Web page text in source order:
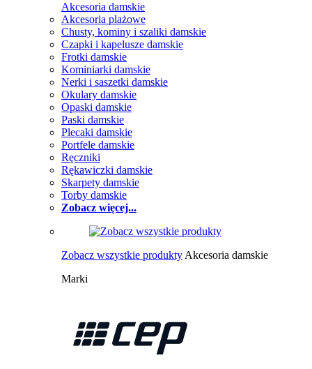
Akcesoria damskie
Akcesoria plażowe
Chusty, kominy i szaliki damskie
Czapki i kapelusze damskie
Frotki damskie
Kominiarki damskie
Nerki i saszetki damskie
Okulary damskie
Opaski damskie
Paski damskie
Plecaki damskie
Portfele damskie
Ręczniki
Rękawiczki damskie
Skarpety damskie
Torby damskie
Zobacz więcej...
Zobacz wszystkie produkty Akcesoria damskie
Marki